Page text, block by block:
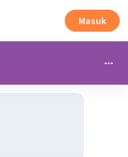
Masuk